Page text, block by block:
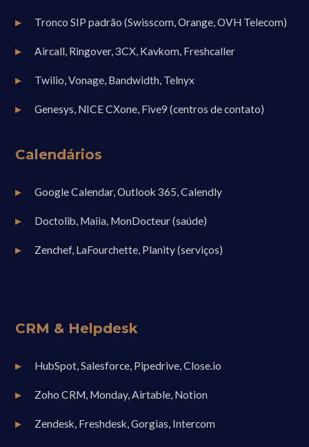
Tronco SIP padrão (Swisscom, Orange, OVH Telecom)
Aircall, Ringover, 3CX, Kavkom, Freshcaller
Twilio, Vonage, Bandwidth, Telnyx
Genesys, NICE CXone, Five9 (centros de contato)
Calendários
Google Calendar, Outlook 365, Calendly
Doctolib, Maiia, MonDocteur (saúde)
Zenchef, LaFourchette, Planity (serviços)
CRM & Helpdesk
HubSpot, Salesforce, Pipedrive, Close.io
Zoho CRM, Monday, Airtable, Notion
Zendesk, Freshdesk, Gorgias, Intercom